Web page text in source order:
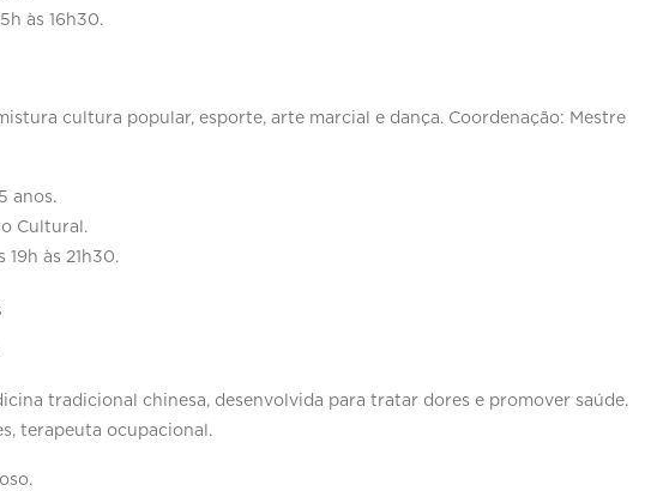
às 16h30.
cultura popular, esporte, arte marcial e dança. Coordenação: Mestre
anos.
Cultural.
19h às 21h30.
tradicional chinesa, desenvolvida para tratar dores e promover saúde.
terapeuta ocupacional.